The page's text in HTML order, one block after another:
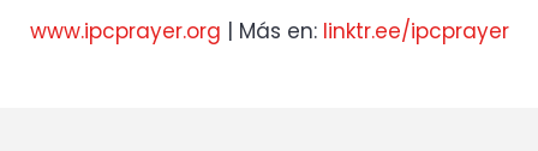
www.ipcprayer.org | Más en: linktr.ee/ipcprayer